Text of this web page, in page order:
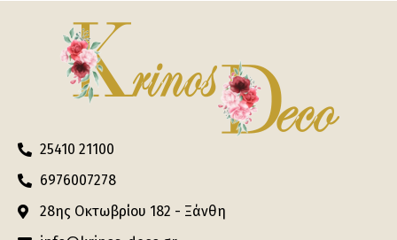
25410 21100
6976007278
28ης Οκτωβρίου 182 - Ξάνθη